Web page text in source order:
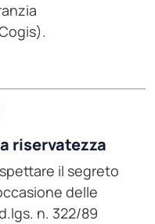
riservatezza
il segreto
delle
n. 322/89